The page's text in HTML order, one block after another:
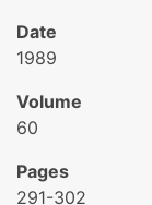
Date
1989
Volume
60
Pages
291-302